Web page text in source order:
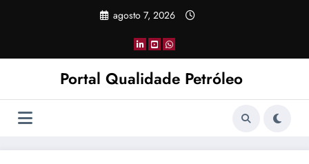
agosto 7, 2026
Portal Qualidade Petróleo